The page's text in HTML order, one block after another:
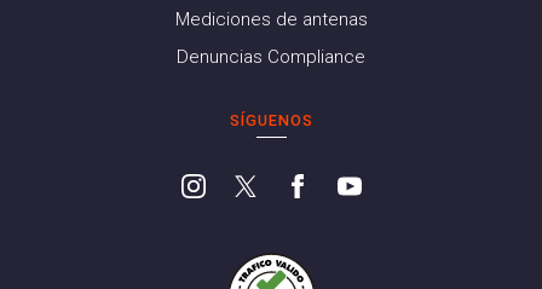
Mediciones de antenas
Denuncias Compliance
SÍGUENOS